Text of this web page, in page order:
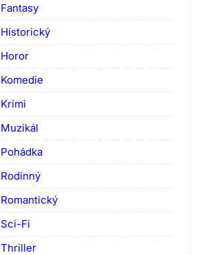
Fantasy
Historický
Horor
Komedie
Krimi
Muzikál
Pohádka
Rodinný
Romantický
Sci-Fi
Thriller